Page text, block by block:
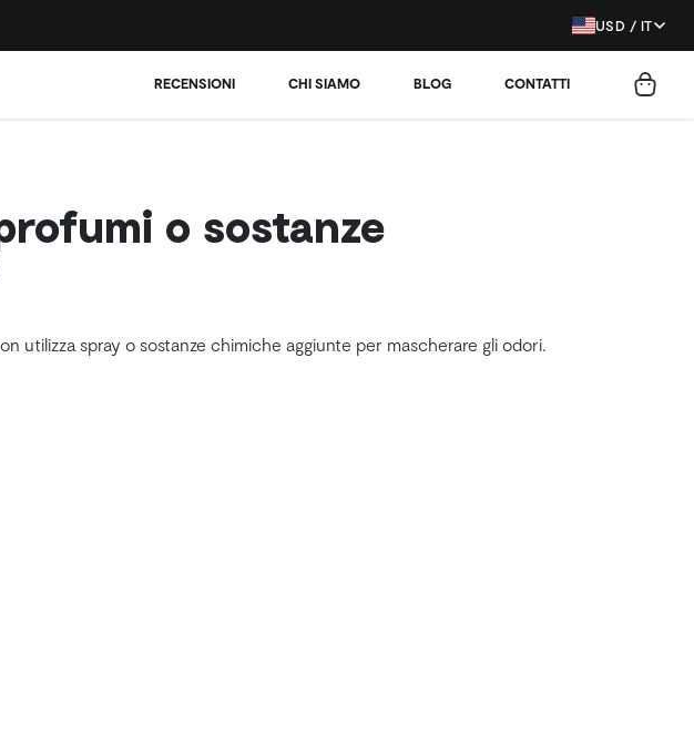
USD / IT
RECENSIONI CHI SIAMO BLOG CONTATTI
o sostanze
utilizza spray o sostanze chimiche aggiunte per mascherare gli odori.